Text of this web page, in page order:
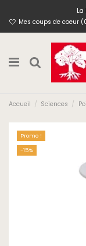
La
Mes coups de coeur (
Accueil Sciences
Promo !
-15%